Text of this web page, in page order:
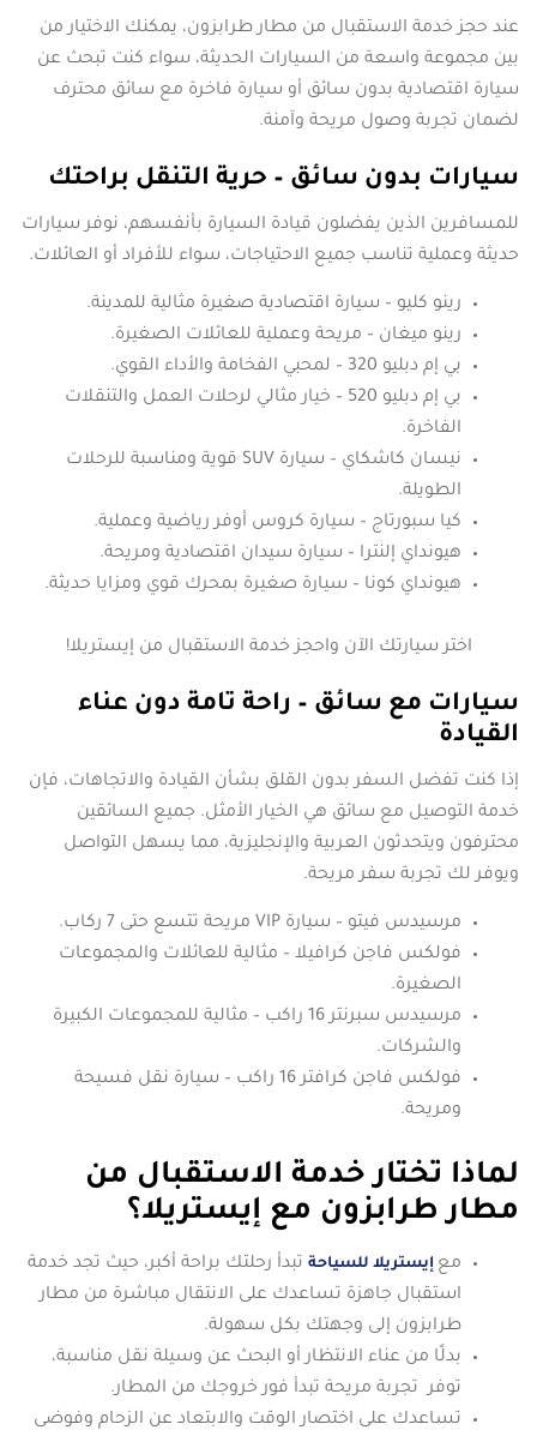
عند حجز خدمة الاستقبال من مطار طرابزون، يمكنك الاختيار من
بين مجموعة واسعة من السيارات الحديثة، سواء كنت تبحث عن
سيارة اقتصادية بدون سائق أو سيارة فاخرة مع سائق محترف
لضمان تجربة وصول مريحة وآمنة.
سيارات بدون سائق – حرية التنقل براحتك
للمسافرين الذين يفضلون قيادة السيارة بأنفسهم، نوفر سيارات
حديثة وعملية تناسب جميع الاحتياجات، سواء للأفراد أو العائلات.
رينو كليو – سيارة اقتصادية صغيرة مثالية للمدينة.
رينو ميغان – مريحة وعملية للعائلات الصغيرة.
بي إم دبليو 320 – لمحبي الفخامة والأداء القوي.
بي إم دبليو 520 – خيار مثالي لرحلات العمل والتنقلات
الفاخرة.
نيسان كاشكاي – سيارة SUV قوية ومناسبة للرحلات
الطويلة.
كيا سبورتاج – سيارة كروس أوفر رياضية وعملية.
هيونداي إلنترا – سيارة سيدان اقتصادية ومريحة.
هيونداي كونا – سيارة صغيرة بمحرك قوي ومزايا حديثة.
اختر سيارتك الآن واحجز خدمة الاستقبال من إيستريلا!
سيارات مع سائق – راحة تامة دون عناء
القيادة
إذا كنت تفضل السفر بدون القلق بشأن القيادة والاتجاهات، فإن
خدمة التوصيل مع سائق هي الخيار الأمثل. جميع السائقين
محترفون ويتحدثون العربية والإنجليزية، مما يسهل التواصل
ويوفر لك تجربة سفر مريحة.
مرسيدس فيتو – سيارة VIP مريحة تتسع حتى 7 ركاب.
فولكس فاجن كرافيلا – مثالية للعائلات والمجموعات
الصغيرة.
مرسيدس سبرنتر 16 راكب – مثالية للمجموعات الكبيرة
والشركات.
فولكس فاجن كرافتر 16 راكب – سيارة نقل فسيحة
ومريحة.
لماذا تختار خدمة الاستقبال من
مطار طرابزون مع إيستريلا؟
مع إيستريلا للسياحة تبدأ رحلتك براحة أكبر، حيث تجد خدمة
استقبال جاهزة تساعدك على الانتقال مباشرة من مطار
طرابزون إلى وجهتك بكل سهولة.
بدلًا من عناء الانتظار أو البحث عن وسيلة نقل مناسبة،
توفر تجربة مريحة تبدأ فور خروجك من المطار.
تساعدك على اختصار الوقت والابتعاد عن الزحام وفوضى